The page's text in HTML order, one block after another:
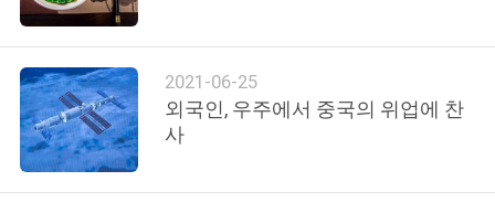
락
주
세
요
2021-06-25
외국인, 우주에서 중국의 위업에 찬
사